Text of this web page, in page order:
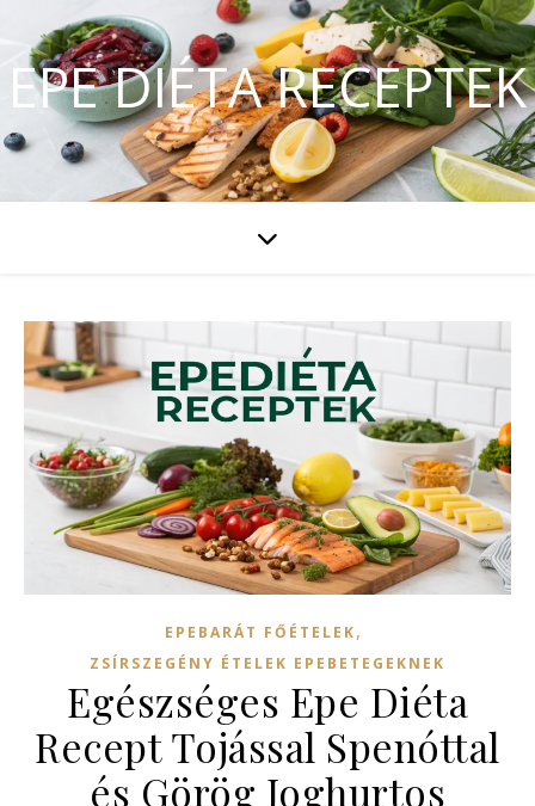
EPE DIÉTA RECEPTEK
EPEBARÁT FŐÉTELEK,
ZSÍRSZEGÉNY ÉTELEK EPEBETEGEKNEK
Egészséges Epe Diéta
Recept Tojással Spenóttal
és Görög Joghurtos